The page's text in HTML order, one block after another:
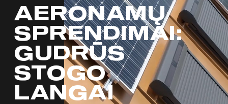
AERONAMŲ
SPRENDIMAI:
GUDRŪS
STOGO
LANGAI